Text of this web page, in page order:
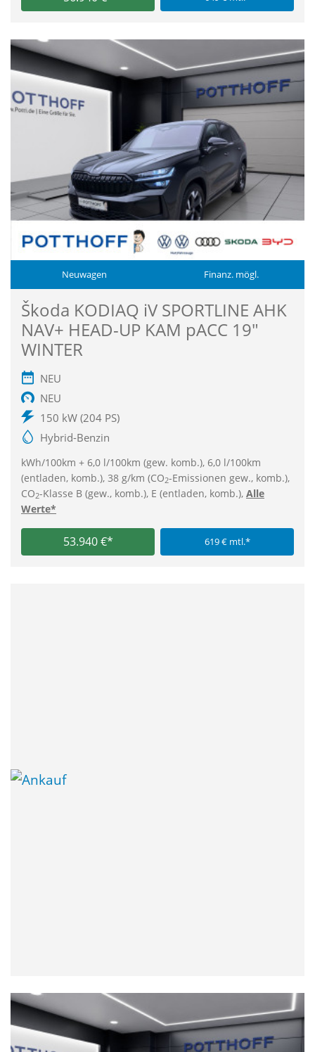
Neuwagen Finanz. mögl.
Škoda KODIAQ iV SPORTLINE AHK
NAV+ HEAD-UP KAM pACC 19"
WINTER
NEU
NEU
150 kW (204 PS)
Hybrid-Benzin
kWh/100km + 6,0 l/100km (gew. komb.), 6,0 l/100km
(entladen, komb.), 38 g/km (CO2-Emissionen gew., komb.),
CO2-Klasse B (gew., komb.), E (entladen, komb.), Alle
Werte*
53.940 €* 619 € mtl.*